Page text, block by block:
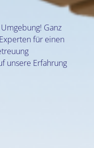
Ganz
für einen
unsere Erfahrung